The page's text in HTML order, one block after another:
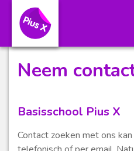
Neem
Basisschool Pius X
Contact zoeken met ons